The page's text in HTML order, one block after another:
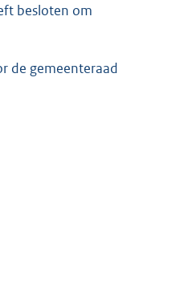
besloten om
de gemeenteraad